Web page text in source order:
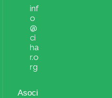
inf
o
@
ci
ha
r.o
rg
Asoci